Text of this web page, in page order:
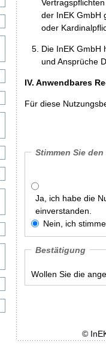
der InEK GmbH
oder
Die InEK GmbH
und Ansprüche
IV. Anwendbares
Für diese
Stimmen Sie
Ja, ich habe die
einverstanden.
Nein, ich
Bestätigung
Wollen Sie die
©